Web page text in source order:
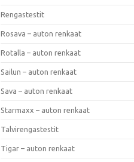
Rengastestit
Rosava – auton renkaat
Rotalla – auton renkaat
Sailun – auton renkaat
Sava – auton renkaat
Starmaxx – auton renkaat
Talvirengastestit
Tigar – auton renkaat